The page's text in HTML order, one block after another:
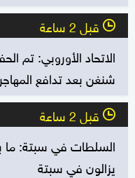
l قبل 2 ساعة
الاتحاد الأوروبي: تم
شنغن بعد تدافع
l قبل 2 ساعة
يزالون في سبتة